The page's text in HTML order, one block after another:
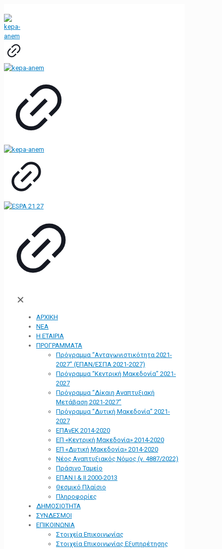
✕
ΑΡΧΙΚΗ
ΝΕΑ
Η ΕΤΑΙΡΙΑ
ΠΡΟΓΡΑΜΜΑΤΑ
Πρόγραμμα “Ανταγωνιστικότητα 2021-
2027” (ΕΠΑΝ/ΕΣΠΑ 2021-2027)
Πρόγραμμα “Κεντρική Μακεδονία” 2021-
2027
Πρόγραμμα “Δίκαιη Αναπτυξιακή
Μετάβαση 2021-2027”
Πρόγραμμα “Δυτική Μακεδονία” 2021-
2027
ΕΠΑνΕΚ 2014-2020
ΕΠ «Kεντρική Μακεδονία» 2014-2020
ΕΠ «Δυτική Μακεδονία» 2014-2020
Νέος Αναπτυξιακός Νόμος (ν. 4887/2022)
Πράσινο Ταμείο
ΕΠΑΝ Ι & ΙΙ 2000-2013
Θεσμικό Πλαίσιο
Πληροφορίες
ΔΗΜΟΣΙΟΤΗΤΑ
ΣΥΝΔΕΣΜΟΙ
ΕΠΙΚΟΙΝΩΝΙΑ
Στοιχεία Επικοινωνίας
Στοιχεία Επικοινωνίας Εξυπηρέτησης